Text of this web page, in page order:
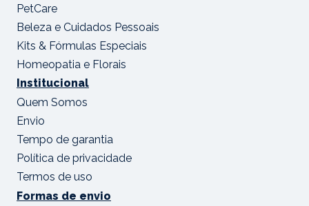
PetCare
Beleza e Cuidados Pessoais
Kits & Fórmulas Especiais
Homeopatia e Florais
Institucional
Quem Somos
Envio
Tempo de garantia
Política de privacidade
Termos de uso
Formas de envio